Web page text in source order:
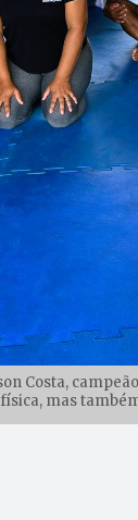
Costa,
mas